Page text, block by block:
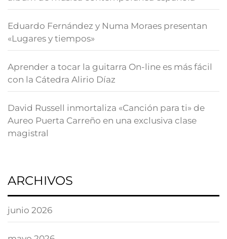
Eduardo Fernández y Numa Moraes presentan
«Lugares y tiempos»
Aprender a tocar la guitarra On-line es más fácil
con la Cátedra Alirio Díaz
David Russell inmortaliza «Canción para ti» de
Aureo Puerta Carreño en una exclusiva clase
magistral
ARCHIVOS
junio 2026